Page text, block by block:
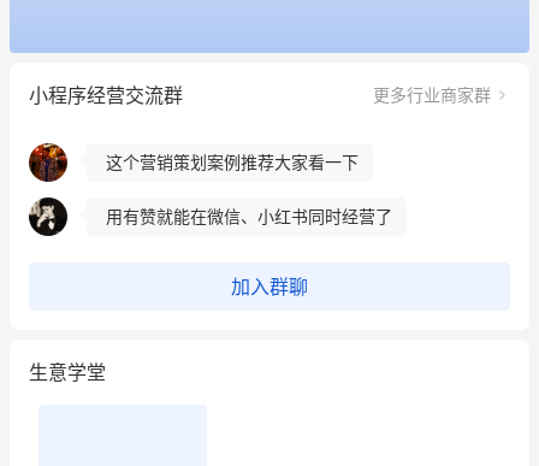
小程序经营交流群 更多行业商家群
昨晚的直播课程太好啦❤️
加入群聊
生意学堂